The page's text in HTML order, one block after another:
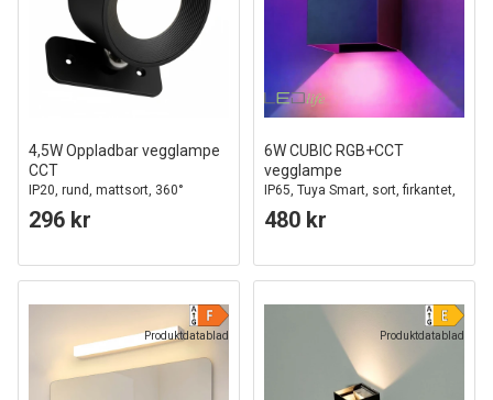
4,5W Oppladbar vegglampe
CCT
IP20, rund, mattsort, 360°
roterbar, inkl. lyskilde og
fjernkontroll
296 kr
6W CUBIC RGB+CCT
vegglampe
IP65, Tuya Smart, sort, firkantet,
opp/ned, justerbar, inne / ute,
inkl. lyskilde
480 kr
Produktdatablad Produktdatablad